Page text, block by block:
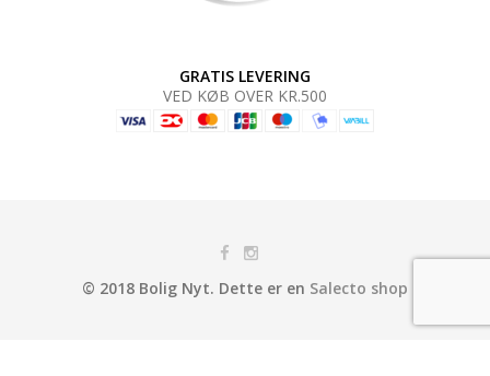
GRATIS LEVERING
VED KØB OVER KR.500
© 2018 Bolig Nyt. Dette er en Salecto shop